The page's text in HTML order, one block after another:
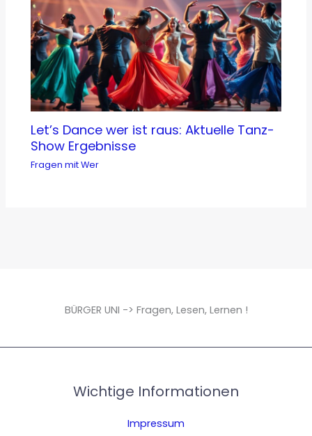
Let’s Dance wer ist raus: Aktuelle Tanz-
Show Ergebnisse
Fragen mit Wer
BÜRGER UNI -> Fragen, Lesen, Lernen !
Wichtige Informationen
Impressum